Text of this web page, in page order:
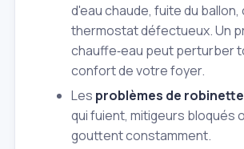
d'eau chaude, fuite du ballon,
thermostat défectueux. Un
chauffe‑eau peut perturber
confort de votre foyer.
Les problèmes de
qui fuient, mitigeurs bloqués
gouttent constamment.